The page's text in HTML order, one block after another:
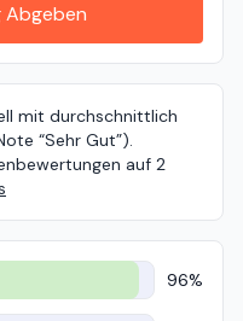
Abgeben
mit durchschnittlich
“Sehr Gut”).
auf 2
96%